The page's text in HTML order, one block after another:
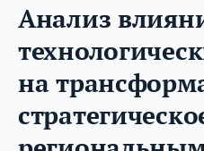
Анализ
на